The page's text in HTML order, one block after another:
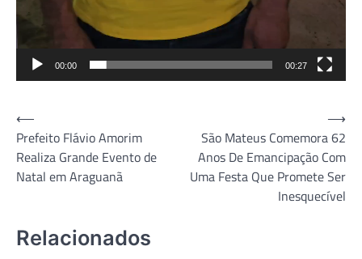
00:00 00:27
Navegação
de
Post
⟵
Prefeito Flávio Amorim
Realiza Grande Evento de
Natal em Araguanã
São Mateus Comemora 62
Anos De Emancipação Com
Uma Festa Que Promete Ser
Inesquecível
⟶
Relacionados